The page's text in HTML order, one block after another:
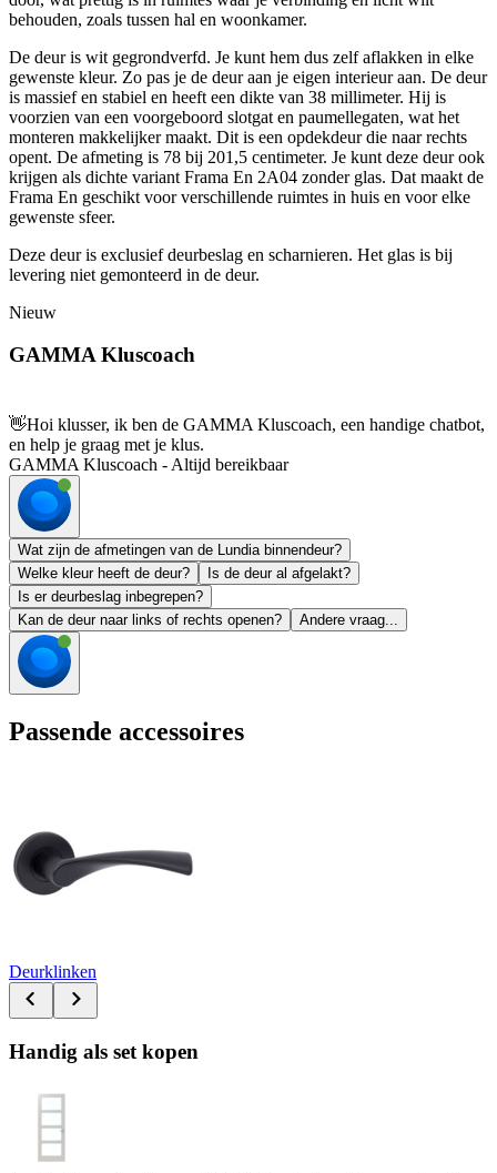
behouden, zoals tussen hal en woonkamer.
De deur is wit gegrondverfd. Je kunt hem dus zelf aflakken in elke
gewenste kleur. Zo pas je de deur aan je eigen interieur aan. De deur
is massief en stabiel en heeft een dikte van 38 millimeter. Hij is
voorzien van een voorgeboord slotgat en paumellegaten, wat het
monteren makkelijker maakt. Dit is een opdekdeur die naar rechts
opent. De afmeting is 78 bij 201,5 centimeter. Je kunt deze deur ook
krijgen als dichte variant Frama En 2A04 zonder glas. Dat maakt de
Frama En geschikt voor verschillende ruimtes in huis en voor elke
gewenste sfeer.
Deze deur is exclusief deurbeslag en scharnieren. Het glas is bij
levering niet gemonteerd in de deur.
Nieuw
GAMMA Kluscoach
👋Hoi klusser, ik ben de GAMMA Kluscoach, een handige chatbot,
en help je graag met je klus.
GAMMA Kluscoach - Altijd bereikbaar
Wat zijn de afmetingen van de Lundia binnendeur?
Welke kleur heeft de deur?
Is de deur al afgelakt?
Is er deurbeslag inbegrepen?
Kan de deur naar links of rechts openen?
Andere vraag...
Passende accessoires
Deurklinken
Handig als set kopen